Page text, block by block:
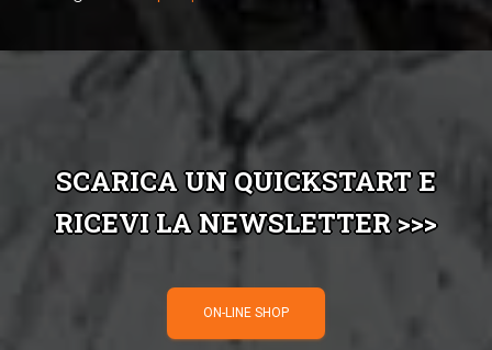
SCARICA UN QUICKSTART E
RICEVI LA NEWSLETTER >>>
ON-LINE SHOP